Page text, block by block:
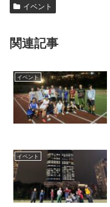
イベント
関連記事
イベント
イベント